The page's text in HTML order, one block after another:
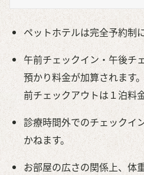
ペットホテルは完全予約制
午前チェックイン・午後チ
預かり料金が加算されます
前チェックアウトは１泊料
診療時間外でのチェックイ
かねます。
お部屋の広さの関係上、体